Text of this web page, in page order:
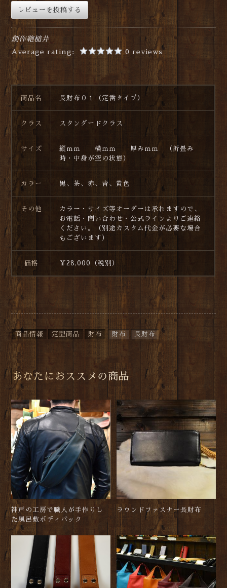
レビューを投稿する
創作鞄槌井
Average rating:
0 reviews
商品名 長財布０１（定番タイプ）
クラス スタンダードクラス
サイズ
縦ｍｍ 横ｍｍ 厚みｍｍ （折畳み
時・中身が空の状態）
カラー 黒、茶、赤、青、黄色
その他
カラー・サイズ等オーダーは承れますので、
お電話・問い合わせ・公式ラインよりご連絡
ください。（別途カスタム代金が必要な場合
もございます）
価格 ￥28,000（税別）
商品情報 定型商品 財布 財布 長財布
神戸の工房で職人が手作りし
た風呂敷ボディバック
ラウンドファスナー長財布